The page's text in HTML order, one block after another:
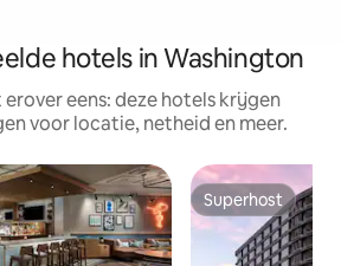
hotels in Washington
eens: deze hotels krijgen
voor locatie, netheid en meer.
Superhost
Superhost